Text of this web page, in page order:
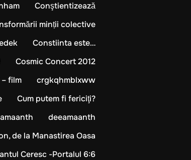
Conştientizează
minții colective
Constiinta este…
Cosmic Concert 2012
film
crgkqhmblxww
Cum putem fi fericiţi?
deeamaanth
de la Manastirea Oasa
Ceresc -Portalul 6:6